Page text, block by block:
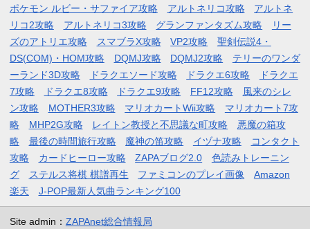
ポケモン ルビー・サファイア攻略
アルトネリコ攻略
アルトネ
リコ2攻略
アルトネリコ3攻略 グランファンタズム攻略
リー
ズのアトリエ攻略
スマブラX攻略 VP2攻略
聖剣伝説4・
DS(COM)・HOM攻略
DQMJ攻略 DQMJ2攻略
テリーのワンダ
ーランド3D攻略
ドラクエソード攻略 ドラクエ6攻略
ドラクエ
7攻略
ドラクエ8攻略 ドラクエ9攻略 FF12攻略
風来のシレ
ン攻略
MOTHER3攻略 マリオカートWii攻略
マリオカート7攻
略
MHP2G攻略 レイトン教授と不思議な町攻略
悪魔の箱攻
略
最後の時間旅行攻略 魔神の笛攻略 イヅナ攻略
コンタクト
攻略
カードヒーロー攻略 ZAPAブログ2.0
色読みトレーニン
グ
ステルス将棋 棋譜再生 ファミコンのプレイ画像
Amazon
楽天
J-POP最新人気曲ランキング100
Site admin： ZAPAnet総合情報局